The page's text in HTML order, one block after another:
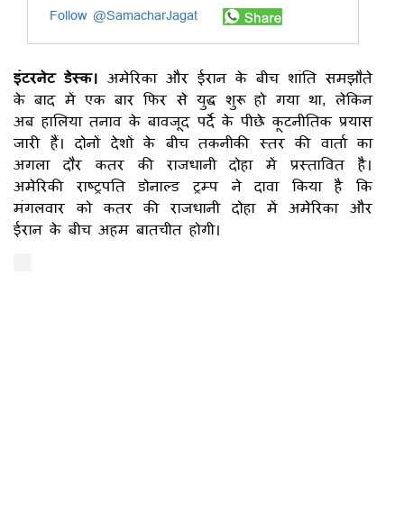
Follow @SamacharJagat
इंटरनेट डेस्क। अमेरिका और ईरान के बीच शांति समझौते
के बाद में एक बार फिर से युद्ध शुरू हो गया था, लेकिन
अब हालिया तनाव के बावजूद पर्दे के पीछे कूटनीतिक प्रयास
जारी हैं। दोनों देशों के बीच तकनीकी स्तर की वार्ता का
अगला दौर कतर की राजधानी दोहा में प्रस्तावित है।
अमेरिकी राष्ट्रपति डोनाल्ड ट्रम्प ने दावा किया है कि
मंगलवार को कतर की राजधानी दोहा में अमेरिका और
ईरान के बीच अहम बातचीत होगी।